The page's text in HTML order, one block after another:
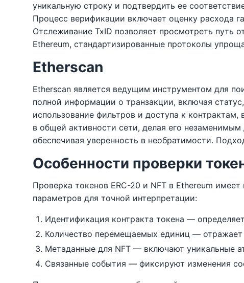
уникальную строку и подтвердить ее
Процесс верификации включает оценку расхода
Отслеживание TxID позволяет просмотреть путь
Ethereum, стандартизированные протоколы
Etherscan
Etherscan является ведущим инструментом для
полной информации о транзакции, включая
использование фильтров и доступа к
в общей активности сети, делая его
обеспечивая уверенность в необратимости.
Особенности проверки
Проверка токенов ERC-20 и NFT в Ethereum
параметров для точной интерпретации:
Идентификация контракта токена —
Количество перемещаемых единиц —
Метаданные для NFT — включают уникальные
Связанные события — фиксируют изменения